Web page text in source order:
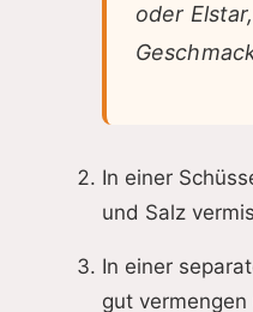
oder
In einer
und Salz
In einer
gut